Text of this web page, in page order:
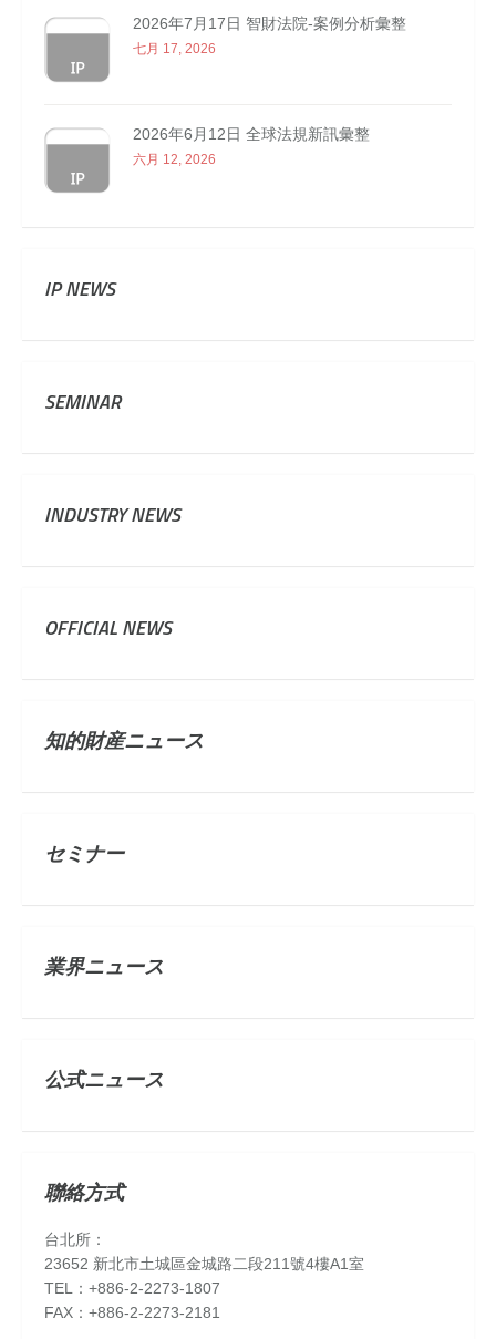
2026年7月17日 智財法院-案例分析彙整
七月 17, 2026
2026年6月12日 全球法規新訊彙整
六月 12, 2026
IP NEWS
SEMINAR
INDUSTRY NEWS
OFFICIAL NEWS
知的財産ニュース
セミナー
業界ニュース
公式ニュース
聯絡方式
台北所：
23652 新北市土城區金城路二段211號4樓A1室
TEL：+886-2-2273-1807
FAX：+886-2-2273-2181